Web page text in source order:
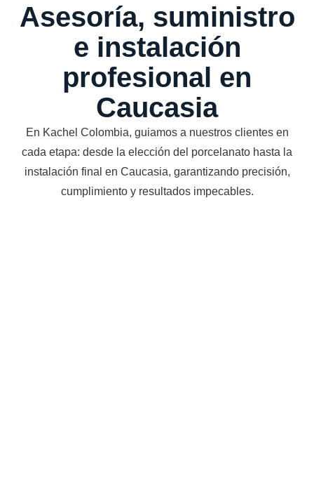
Asesoría, suministro
e instalación
profesional en
Caucasia
En Kachel Colombia, guiamos a nuestros clientes en
cada etapa: desde la elección del porcelanato hasta la
instalación final en Caucasia, garantizando precisión,
cumplimiento y resultados impecables.